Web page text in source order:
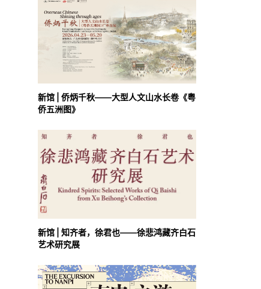
新馆 | 侨炳千秋——大型人文山水长卷《粤
侨五洲图》
新馆 | 知齐者，徐君也——徐悲鸿藏齐白石
艺术研究展